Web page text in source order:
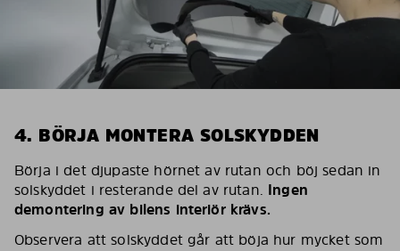
4. BÖRJA MONTERA SOLSKYDDEN
Börja i det djupaste hörnet av rutan och böj sedan in
solskyddet i resterande del av rutan. Ingen
demontering av bilens interiör krävs.
Observera att solskyddet går att böja hur mycket som